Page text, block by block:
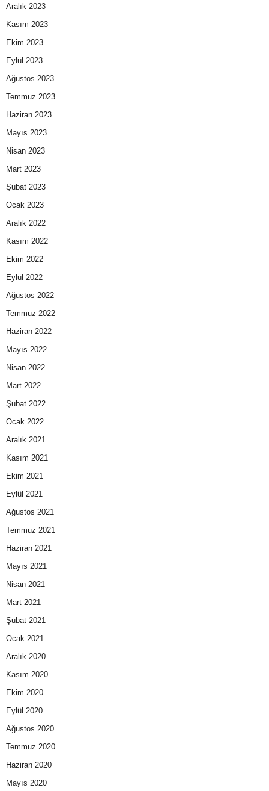
Aralık 2023
Kasım 2023
Ekim 2023
Eylül 2023
Ağustos 2023
Temmuz 2023
Haziran 2023
Mayıs 2023
Nisan 2023
Mart 2023
Şubat 2023
Ocak 2023
Aralık 2022
Kasım 2022
Ekim 2022
Eylül 2022
Ağustos 2022
Temmuz 2022
Haziran 2022
Mayıs 2022
Nisan 2022
Mart 2022
Şubat 2022
Ocak 2022
Aralık 2021
Kasım 2021
Ekim 2021
Eylül 2021
Ağustos 2021
Temmuz 2021
Haziran 2021
Mayıs 2021
Nisan 2021
Mart 2021
Şubat 2021
Ocak 2021
Aralık 2020
Kasım 2020
Ekim 2020
Eylül 2020
Ağustos 2020
Temmuz 2020
Haziran 2020
Mayıs 2020